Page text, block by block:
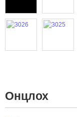
Онцлох